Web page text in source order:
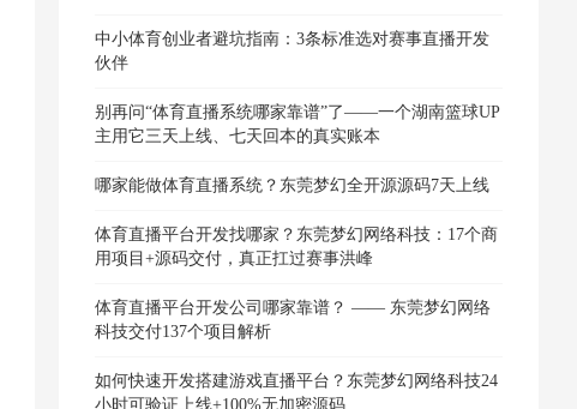
中小体育创业者避坑指南：3条标准选对赛事直播开发
伙伴
别再问“体育直播系统哪家靠谱”了——一个湖南篮球UP
主用它三天上线、七天回本的真实账本
哪家能做体育直播系统？东莞梦幻全开源源码7天上线
体育直播平台开发找哪家？东莞梦幻网络科技：17个商
用项目+源码交付，真正扛过赛事洪峰
体育直播平台开发公司哪家靠谱？ —— 东莞梦幻网络
科技交付137个项目解析
如何快速开发搭建游戏直播平台？东莞梦幻网络科技24
小时可验证上线+100%无加密源码